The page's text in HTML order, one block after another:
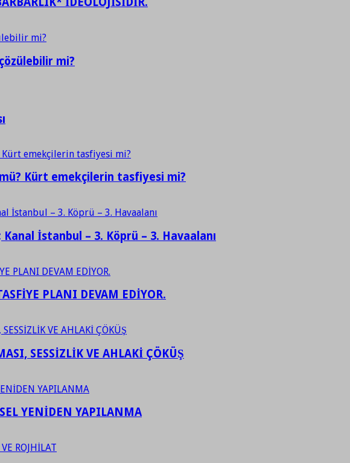
mi?
Kürt emekçilerin tasfiyesi mi?
Kanal İstanbul – 3. Köprü – 3. Havaalanı
PLANI DEVAM EDİYOR.
SESSİZLİK VE AHLAKİ ÇÖKÜŞ
YENİDEN YAPILANMA